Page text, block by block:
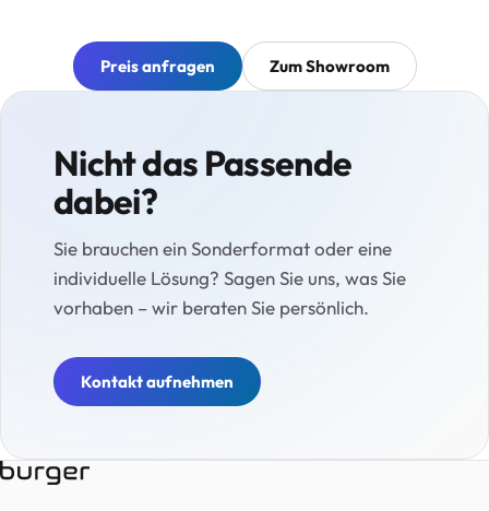
Preis anfragen Zum Showroom
Nicht das Passende
dabei?
Sie brauchen ein Sonderformat oder eine
individuelle Lösung? Sagen Sie uns, was Sie
vorhaben – wir beraten Sie persönlich.
Kontakt aufnehmen